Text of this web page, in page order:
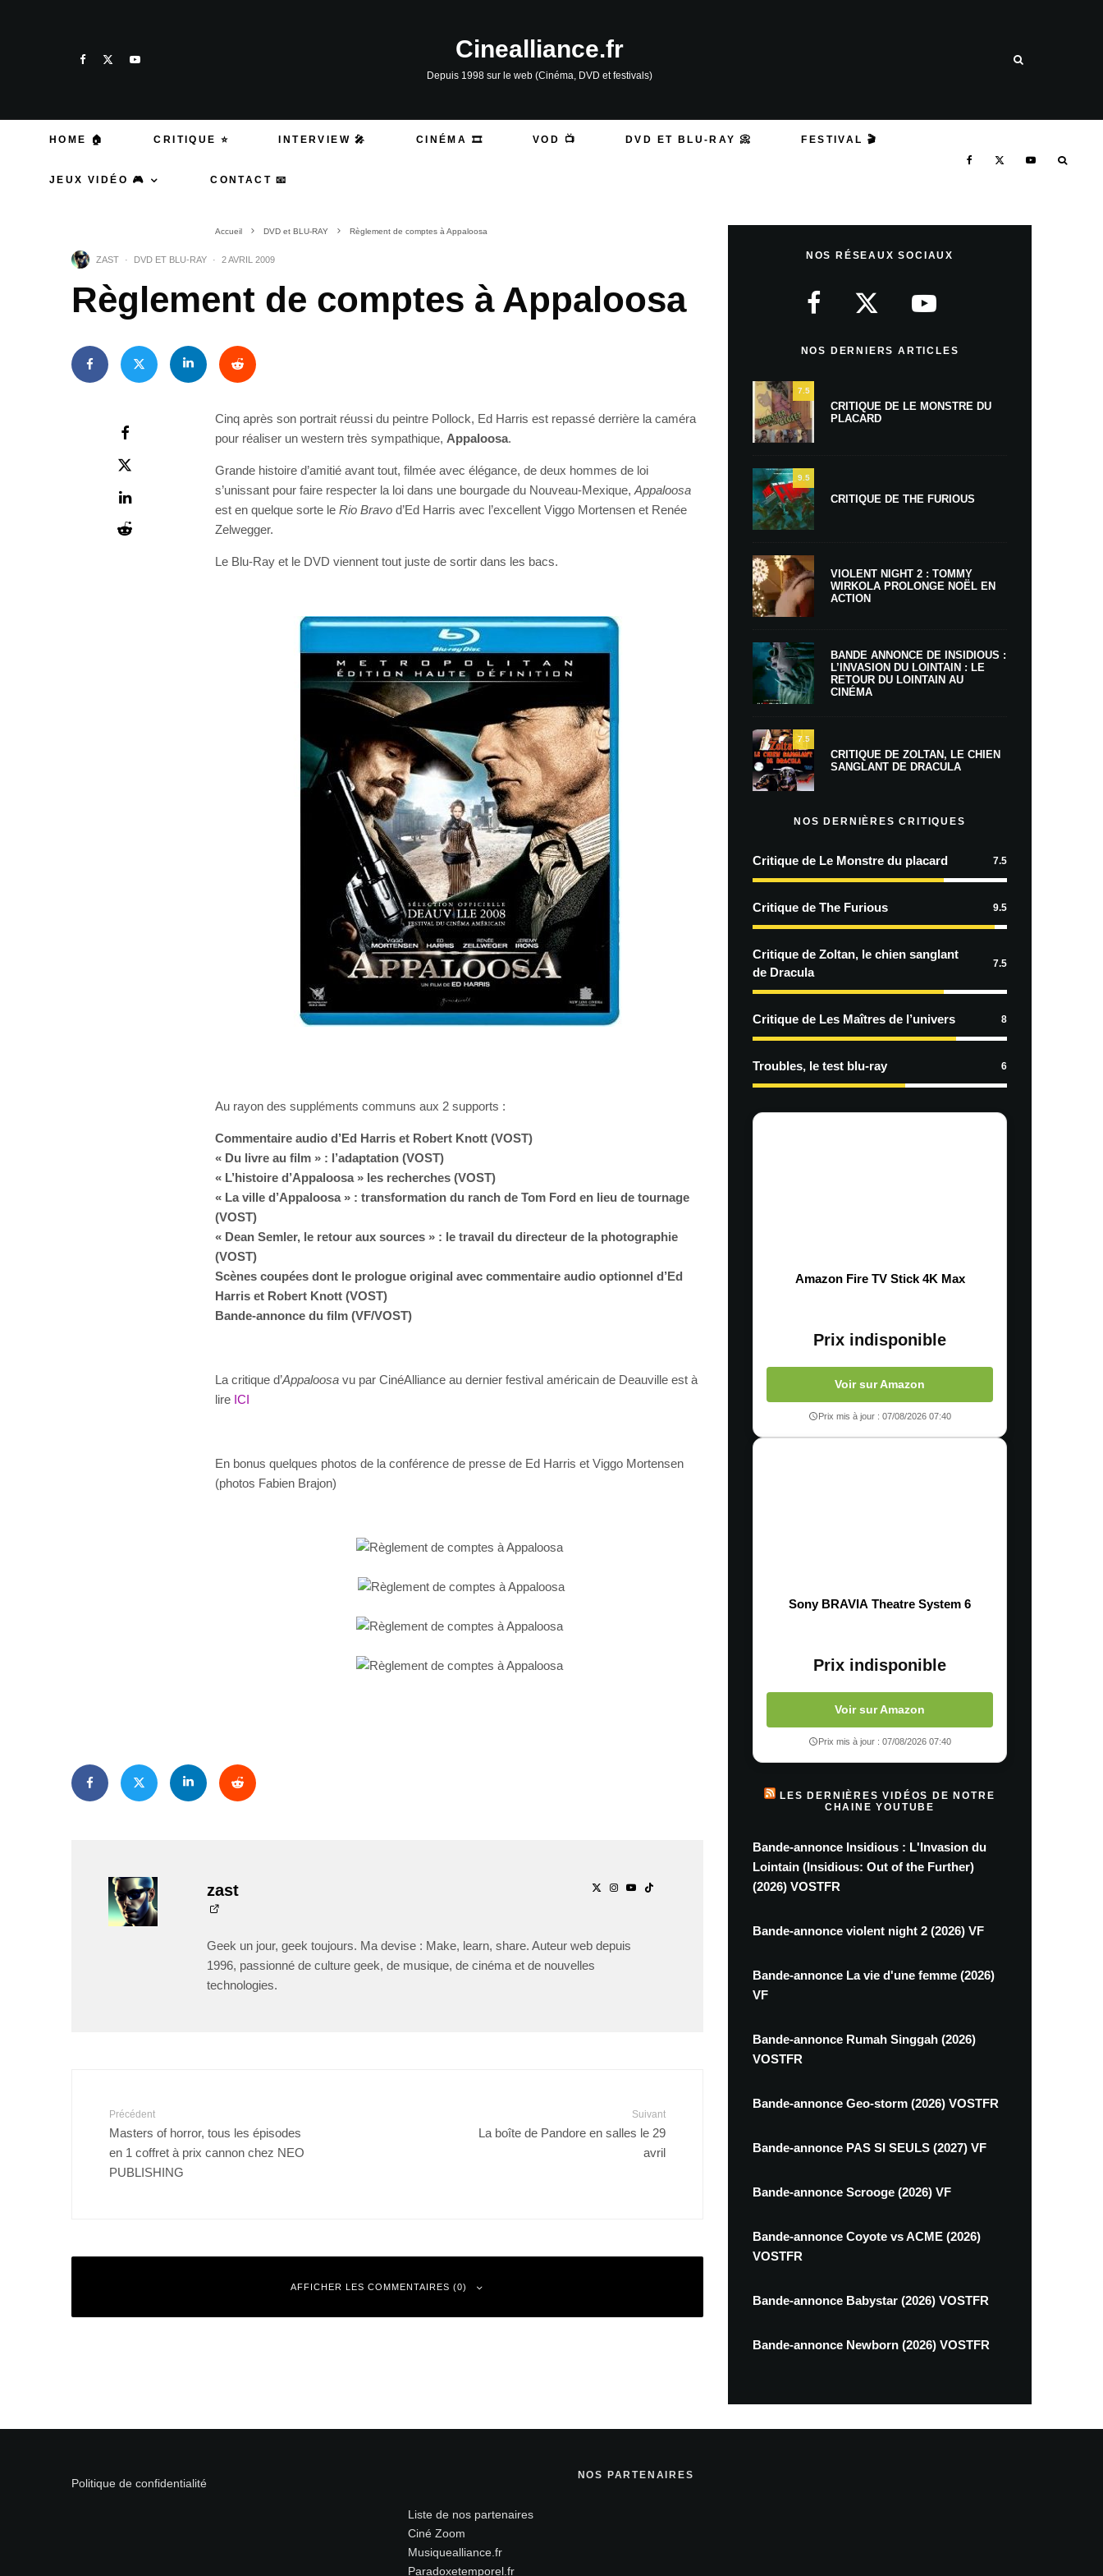
Cinealliance.fr
Depuis 1998 sur le web (Cinéma, DVD et festivals)
HOME 🏠 CRITIQUE ⭐ INTERVIEW 🎤 CINÉMA 🎞️ VOD 📺 DVD ET BLU-RAY 📀 FESTIVAL 🎬
JEUX VIDÉO 🎮 CONTACT 📧
Accueil DVD et BLU-RAY Règlement de comptes à Appaloosa
ZAST · DVD ET BLU-RAY · 2 AVRIL 2009
Règlement de comptes à Appaloosa
Cinq après son portrait réussi du peintre Pollock, Ed Harris est repassé derrière la caméra
pour réaliser un western très sympathique, Appaloosa.
Grande histoire d’amitié avant tout, filmée avec élégance, de deux hommes de loi
s’unissant pour faire respecter la loi dans une bourgade du Nouveau-Mexique, Appaloosa
est en quelque sorte le Rio Bravo d’Ed Harris avec l’excellent Viggo Mortensen et Renée
Zelwegger.
Le Blu-Ray et le DVD viennent tout juste de sortir dans les bacs.
Au rayon des suppléments communs aux 2 supports :
Commentaire audio d’Ed Harris et Robert Knott (VOST)
« Du livre au film » : l’adaptation (VOST)
« L’histoire d’Appaloosa » les recherches (VOST)
« La ville d’Appaloosa » : transformation du ranch de Tom Ford en lieu de tournage
(VOST)
« Dean Semler, le retour aux sources » : le travail du directeur de la photographie
(VOST)
Scènes coupées dont le prologue original avec commentaire audio optionnel d’Ed
Harris et Robert Knott (VOST)
Bande-annonce du film (VF/VOST)
La critique d’Appaloosa vu par CinéAlliance au dernier festival américain de Deauville est à
lire ICI
En bonus quelques photos de la conférence de presse de Ed Harris et Viggo Mortensen
(photos Fabien Brajon)
zast
Geek un jour, geek toujours. Ma devise : Make, learn, share. Auteur web depuis
1996, passionné de culture geek, de musique, de cinéma et de nouvelles
technologies.
Précédent
Masters of horror, tous les épisodes
en 1 coffret à prix cannon chez NEO
PUBLISHING
Suivant
La boîte de Pandore en salles le 29
avril
AFFICHER LES COMMENTAIRES (0)
NOS RÉSEAUX SOCIAUX
NOS DERNIERS ARTICLES
7.5
CRITIQUE DE LE MONSTRE DU
PLACARD
9.5
CRITIQUE DE THE FURIOUS
VIOLENT NIGHT 2 : TOMMY
WIRKOLA PROLONGE NOËL EN
ACTION
BANDE ANNONCE DE INSIDIOUS :
L’INVASION DU LOINTAIN : LE
RETOUR DU LOINTAIN AU
CINÉMA
7.5
CRITIQUE DE ZOLTAN, LE CHIEN
SANGLANT DE DRACULA
NOS DERNIÈRES CRITIQUES
Critique de Le Monstre du placard 7.5
Critique de The Furious 9.5
Critique de Zoltan, le chien sanglant
de Dracula
7.5
Critique de Les Maîtres de l’univers 8
Troubles, le test blu-ray 6
Amazon Fire TV Stick 4K Max
Prix indisponible
Voir sur Amazon
Prix mis à jour : 07/08/2026 07:40
Sony BRAVIA Theatre System 6
Prix indisponible
Voir sur Amazon
Prix mis à jour : 07/08/2026 07:40
LES DERNIÈRES VIDÉOS DE NOTRE
CHAINE YOUTUBE
Bande-annonce Insidious : L'Invasion du
Lointain (Insidious: Out of the Further)
(2026) VOSTFR
Bande-annonce violent night 2 (2026) VF
Bande-annonce La vie d'une femme (2026)
VF
Bande-annonce Rumah Singgah (2026)
VOSTFR
Bande-annonce Geo-storm (2026) VOSTFR
Bande-annonce PAS SI SEULS (2027) VF
Bande-annonce Scrooge (2026) VF
Bande-annonce Coyote vs ACME (2026)
VOSTFR
Bande-annonce Babystar (2026) VOSTFR
Bande-annonce Newborn (2026) VOSTFR
Politique de confidentialité
NOS PARTENAIRES
Liste de nos partenaires
Ciné Zoom
Musiquealliance.fr
Paradoxetemporel.fr